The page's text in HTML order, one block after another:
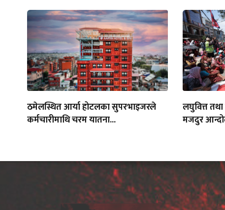
ठमेलस्थित आर्या होटलका सुपरभाइजरले
कर्मचारीमाथि चरम यातना...
लघुवित्त
मजदुर